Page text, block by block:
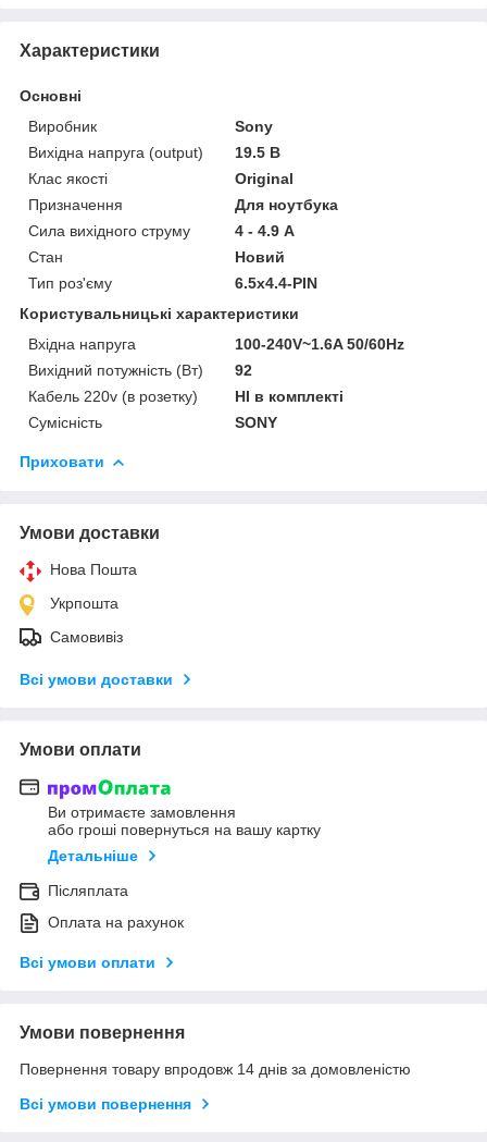
Характеристики
Основні
Виробник
Sony
Вихідна напруга (output)
19.5 В
Клас якості
Original
Призначення
Для ноутбука
Сила вихідного струму
4 - 4.9 А
Стан
Новий
Тип роз'єму
6.5х4.4-PIN
Користувальницькі характеристики
Вхідна напруга
100-240V~1.6A 50/60Hz
Вихідний потужність (Вт)
92
Кабель 220v (в розетку)
НІ в комплекті
Сумісність
SONY
Приховати
Умови доставки
Нова Пошта
Укрпошта
Самовивіз
Всі умови доставки
Умови оплати
Ви отримаєте замовлення
або гроші повернуться на вашу картку
Детальніше
Післяплата
Оплата на рахунок
Всі умови оплати
Умови повернення
Повернення товару впродовж 14 днів за домовленістю
Всі умови повернення